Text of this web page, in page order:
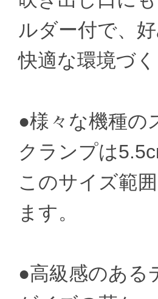
ルダー付で、
快適な環境づ
●様々な機種の
クランプは
このサイズ範
ます。
●高級感のある